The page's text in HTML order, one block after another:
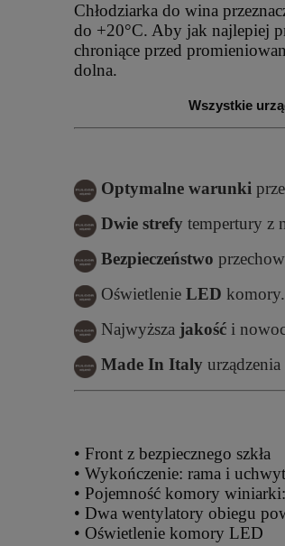
Chłodziarka do wina
do +20°C. Aby jak najlepiej
chroniące przed
dolna.
Wszystkie
Optymalne warunki
Dwie strefy tempertury z
Bezpieczeństwo
Oświetlenie LED komory.
Najwyższa jakość i
Made In Italy
• Front z bezpiecznego szkła
• Wykończenie: rama i
• Pojemność komory
• Dwa wentylatory obiegu
• Oświetlenie komory LED